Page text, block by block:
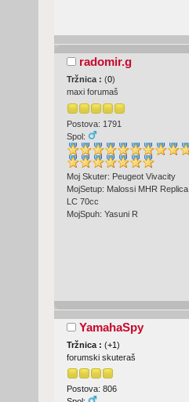
radomir.g
Tržnica : (0)
maxi forumaš
Postova: 1791
Spol:
Moj Skuter: Peugeot Vivacity
MojSetup: Malossi MHR Replica
LC 70cc
MojSpuh: Yasuni R
YamahaSpy
Tržnica : (+1)
forumski skuteraš
Postova: 806